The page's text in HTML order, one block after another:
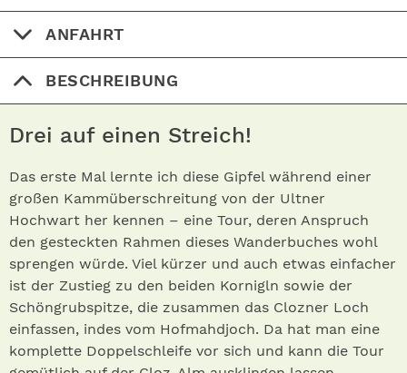
ANFAHRT
BESCHREIBUNG
Drei auf einen Streich!
Das erste Mal lernte ich diese Gipfel während einer
großen Kammüberschreitung von der Ultner
Hochwart her kennen – eine Tour, deren Anspruch
den gesteckten Rahmen dieses Wanderbuches wohl
sprengen würde. Viel kürzer und auch etwas einfacher
ist der Zustieg zu den beiden Kornigln sowie der
Schöngrubspitze, die zusammen das Clozner Loch
einfassen, indes vom Hofmahdjoch. Da hat man eine
komplette Doppelschleife vor sich und kann die Tour